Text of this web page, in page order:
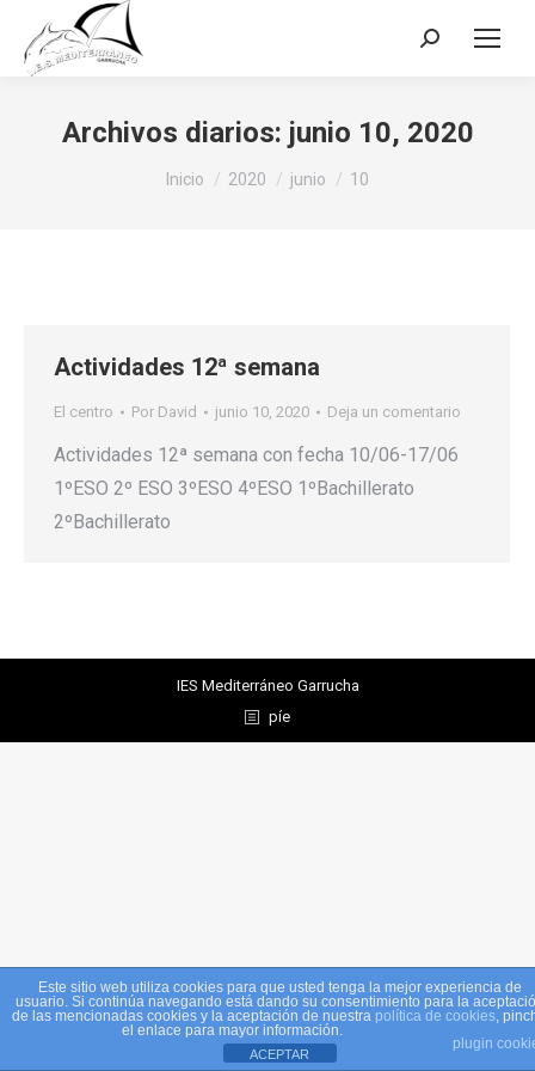
Buscar:
Archivos diarios: junio 10, 2020
Estás aquí:
Inicio 2020 junio 10
Actividades 12ª semana
El centro Por David junio 10, 2020 Deja un comentario
Actividades 12ª semana con fecha 10/06-17/06
1ºESO 2º ESO 3ºESO 4ºESO 1ºBachillerato
2ºBachillerato
IES Mediterráneo Garrucha
píe
Este sitio web utiliza cookies para que usted tenga la mejor experiencia de
usuario. Si continúa navegando está dando su consentimiento para la
de las mencionadas cookies y la aceptación de nuestra política de cookies,
el enlace para mayor información.
plugin
ACEPTAR